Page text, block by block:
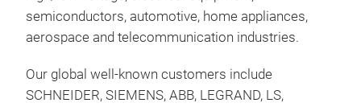
semiconductors, automotive, home appliances,
aerospace and telecommunication industries.
Our global well-known customers include
SCHNEIDER, SIEMENS, ABB, LEGRAND, LS,